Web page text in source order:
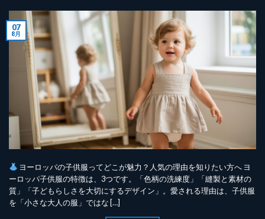
07
8月
ヨーロッパの子供服ってどこが魅力？人気の理由を知りたい方へ ヨ
ーロッパ子供服の特徴は、3つです。「色柄の洗練度」「縫製と素材の
質」「子どもらしさを大切にするデザイン」。愛される理由は、子供服
を「小さな大人の服」ではな […]